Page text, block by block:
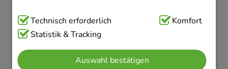
Technisch Notwendig:Hierbei handelt es sich um
Cookies, die für die Grundfunktionen unserer
Website notwendig sind (z.B. Navigation,
Warenkorb, Kundenkonto), weshalb auf diese nicht
Technisch erforderlich
Komfort
Statistik & Tracking
Auswahl bestätigen
Dexcel Pharma GmbH